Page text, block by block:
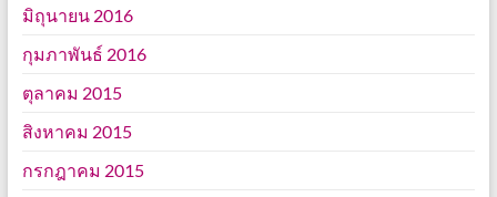
มิถุนายน 2016
กุมภาพันธ์ 2016
ตุลาคม 2015
สิงหาคม 2015
กรกฎาคม 2015